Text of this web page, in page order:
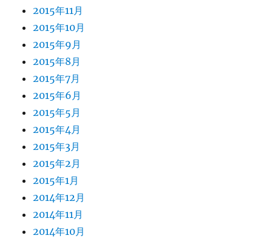
2015年11月
2015年10月
2015年9月
2015年8月
2015年7月
2015年6月
2015年5月
2015年4月
2015年3月
2015年2月
2015年1月
2014年12月
2014年11月
2014年10月